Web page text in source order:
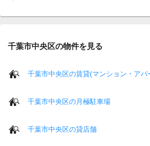
千葉市中央区の物件を見る
千葉市中央区の賃貸(マンション・アパ
千葉市中央区の月極駐車場
千葉市中央区の貸店舗